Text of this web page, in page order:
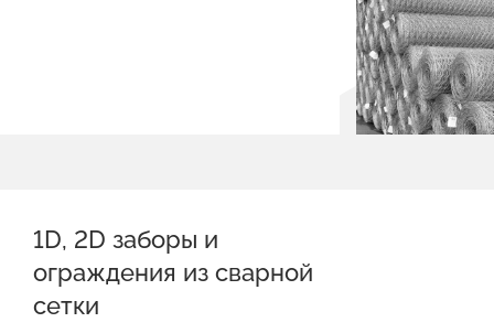
1D, 2D заборы и
ограждения из сварной
сетки